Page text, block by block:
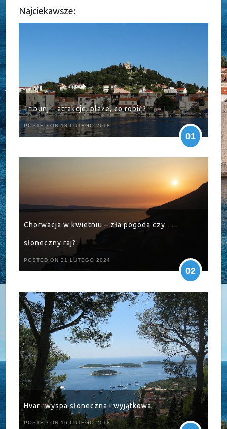
Najciekawsze:
Tribunj – atrakcje, plaże, co robić?
POSTED ON 18 LUTEGO 2018
01
Chorwacja w kwietniu – zła pogoda czy
słoneczny raj?
POSTED ON 21 LUTEGO 2024
02
Hvar- wyspa słoneczna i wyjątkowa
POSTED ON 16 LUTEGO 2018